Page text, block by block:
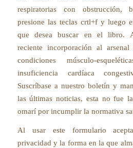
respiratorias con obstrucción,
presione las teclas crtl+f y luego
que desea buscar en el libro.
reciente incorporación al arsenal
condiciones músculo-
insuficiencia cardíaca
Suscríbase a nuestro boletín y
las últimas noticias, esta no fue
omarí por incumplir la normativa
Al usar este formulario
privacidad y la forma en la que